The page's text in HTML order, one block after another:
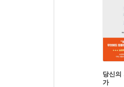
당신의
가